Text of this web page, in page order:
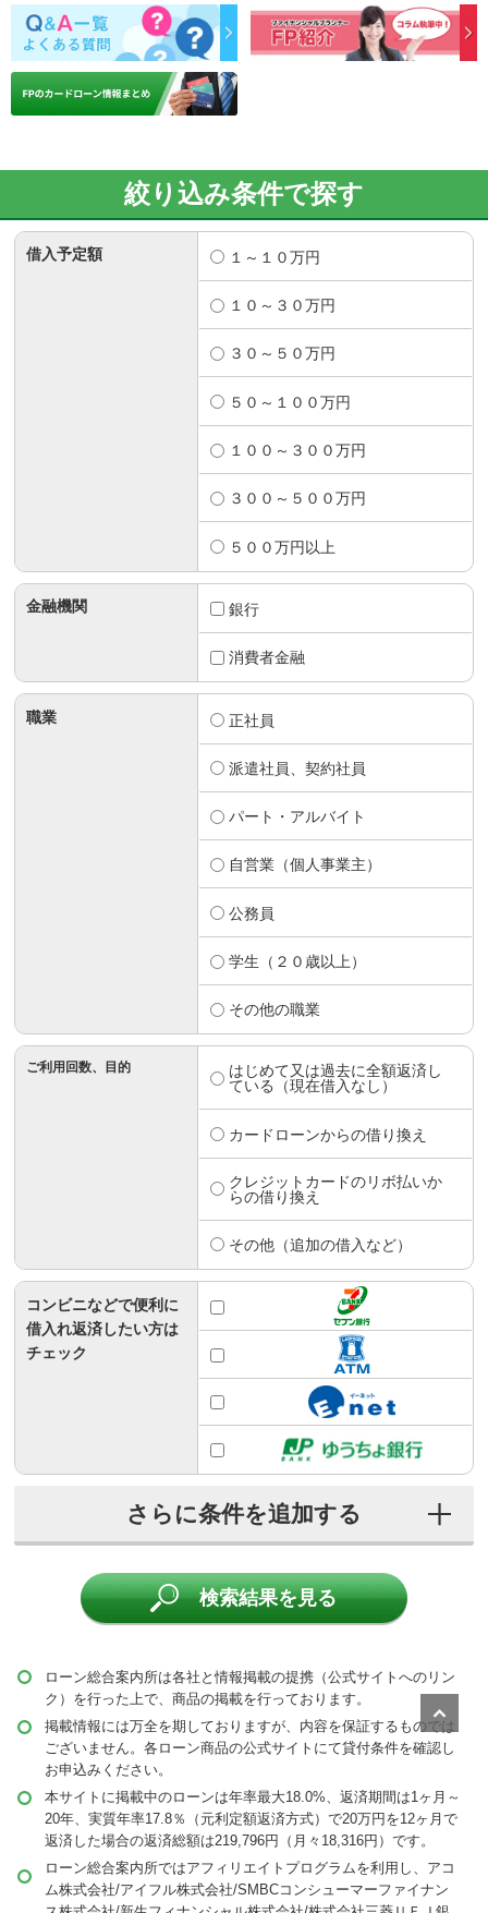
絞り込み条件で探す
借入予定額 １～１０万円
１０～３０万円
３０～５０万円
５０～１００万円
１００～３００万円
３００～５００万円
５００万円以上
金融機関 銀行
消費者金融
職業 正社員
派遣社員、契約社員
パート・アルバイト
自営業（個人事業主）
公務員
学生（２０歳以上）
その他の職業
ご利用回数、目的
はじめて又は過去に全額返済し
ている（現在借入なし）
カードローンからの借り換え
クレジットカードのリボ払いか
らの借り換え
その他（追加の借入など）
コンビニなどで便利に
借入れ返済したい方は
チェック
当サイトおすすめ
来店不要
担保不要
検索結果を見る
ローン総合案内所は各社と情報掲載の提携（公式サイトへのリン
ク）を行った上で、商品の掲載を行っております。
掲載情報には万全を期しておりますが、内容を保証するものでは
ございません。各ローン商品の公式サイトにて貸付条件を確認し
お申込みください。
本サイトに掲載中のローンは年率最大18.0%、返済期間は1ヶ月～
20年、実質年率17.8％（元利定額返済方式）で20万円を12ヶ月で
返済した場合の返済総額は219,796円（月々18,316円）です。
ローン総合案内所ではアフィリエイトプログラムを利用し、アコ
ム株式会社/アイフル株式会社/SMBCコンシューマーファイナン